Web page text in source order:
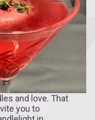
and love. That
you to